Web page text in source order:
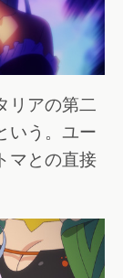
リアの第二
いう。ユー
マとの直接